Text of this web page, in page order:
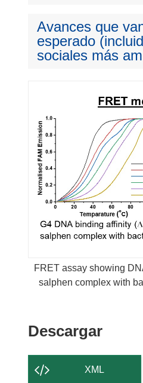
Avances que
esperado
sociales más
FRET assay showing
salphen complex with
Descargar
XML